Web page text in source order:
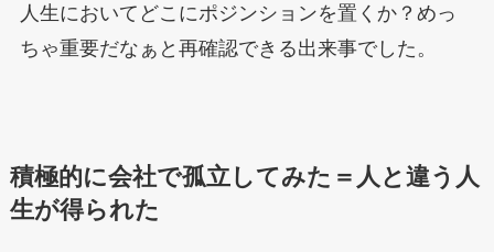
人生においてどこにポジンションを置くか？めっ
ちゃ重要だなぁと再確認できる出来事でした。
積極的に会社で孤立してみた＝人と違う人
生が得られた